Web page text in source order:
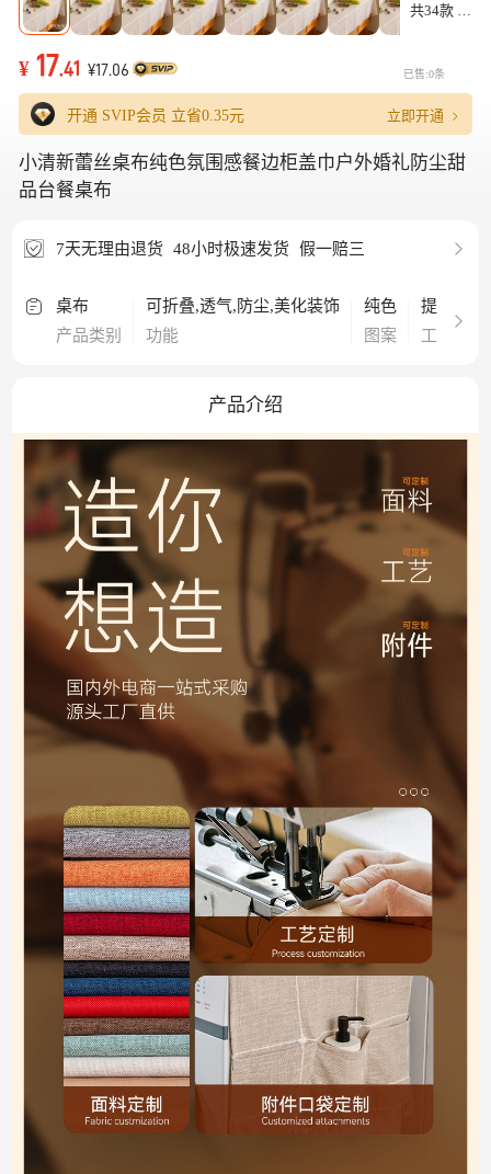
共34款
¥ 17.41 ¥17.06 已售:0条
开通 SVIP会员 立省0.35元 立即开通
小清新蕾丝桌布纯色氛围感餐边柜盖巾户外婚礼防尘甜
品台餐桌布
7天无理由退货 48小时极速发货 假一赔三
桌布
产品类别
可折叠,透气,防尘,美化装饰
功能
纯色
图案
提花
工艺
产品介绍